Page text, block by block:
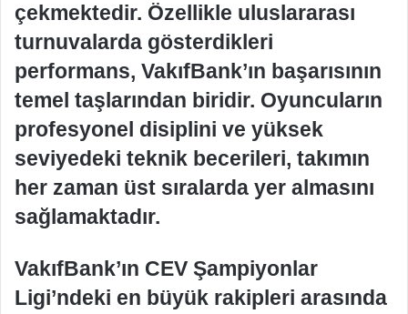
çekmektedir. Özellikle uluslararası
turnuvalarda gösterdikleri
performans, VakıfBank’ın başarısının
temel taşlarından biridir. Oyuncuların
profesyonel disiplini ve yüksek
seviyedeki teknik becerileri, takımın
her zaman üst sıralarda yer almasını
sağlamaktadır.
VakıfBank’ın CEV Şampiyonlar
Ligi’ndeki en büyük rakipleri arasında